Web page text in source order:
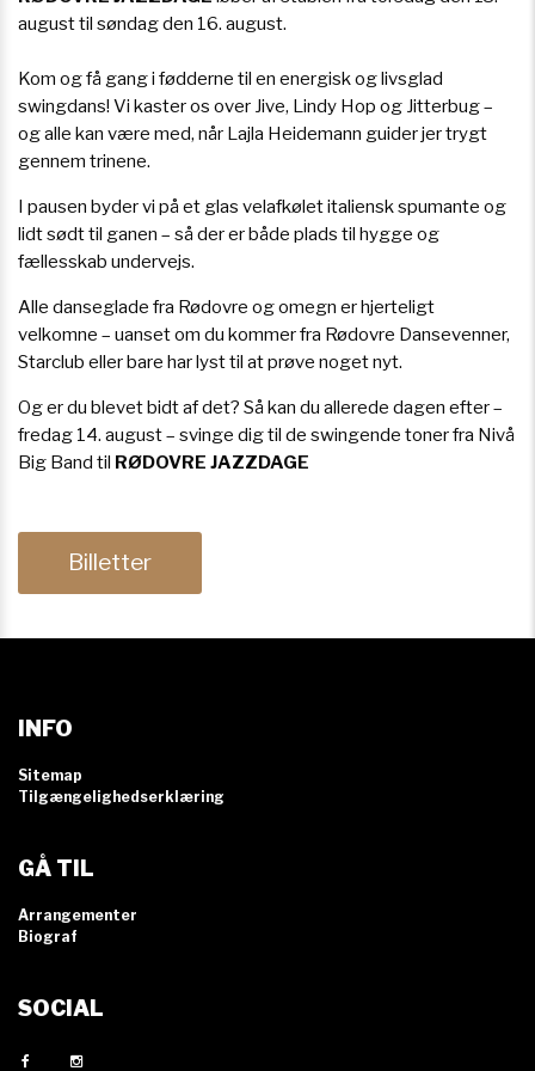
august til søndag den 16. august.
Kom og få gang i fødderne til en energisk og livsglad
swingdans! Vi kaster os over Jive, Lindy Hop og Jitterbug –
og alle kan være med, når Lajla Heidemann guider jer trygt
gennem trinene.
I pausen byder vi på et glas velafkølet italiensk spumante og
lidt sødt til ganen – så der er både plads til hygge og
fællesskab undervejs.
Alle danseglade fra Rødovre og omegn er hjerteligt
velkomne – uanset om du kommer fra Rødovre Dansevenner,
Starclub eller bare har lyst til at prøve noget nyt.
Og er du blevet bidt af det? Så kan du allerede dagen efter –
fredag 14. august – svinge dig til de swingende toner fra Nivå
Big Band til RØDOVRE JAZZDAGE
Billetter
INFO
Sitemap
Tilgængelighedserklæring
GÅ TIL
Arrangementer
Biograf
SOCIAL